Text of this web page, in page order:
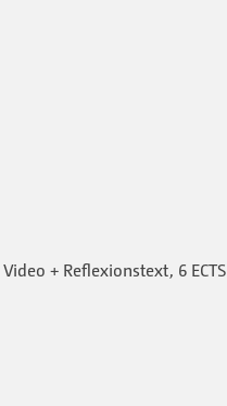
+ Reflexionstext, 6 ECTS